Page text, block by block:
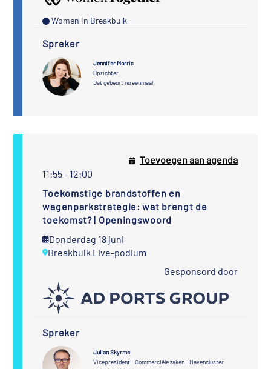
Women in Breakbulk
Spreker
Jennifer Morris
Oprichter
Dat gebeurt nu eenmaal
11:55 - 12:00
Toekomstige brandstoffen en
wagenparkstrategie: wat brengt de
toekomst? | Openingswoord
Donderdag 18 juni
Breakbulk Live-podium
Toevoegen aan agenda
Gesponsord door
Spreker
Julian Skyrme
Vicepresident - Commerciële zaken - Havencluster